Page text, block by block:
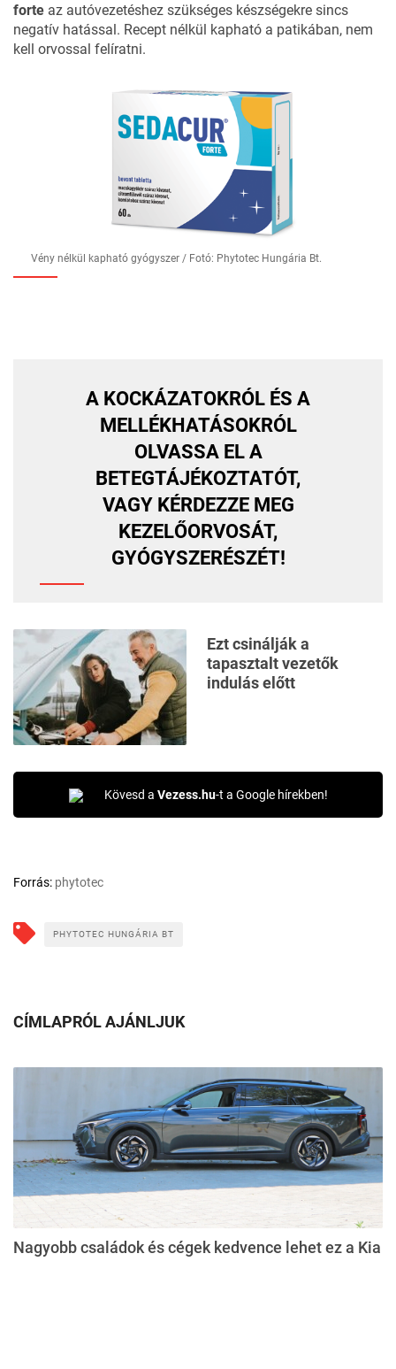
forte az autóvezetéshez szükséges készségekre sincs
negatív hatással. Recept nélkül kapható a patikában, nem
kell orvossal felíratni.
Vény nélkül kapható gyógyszer / Fotó: Phytotec Hungária Bt.
A KOCKÁZATOKRÓL ÉS A
MELLÉKHATÁSOKRÓL
OLVASSA EL A
BETEGTÁJÉKOZTATÓT,
VAGY KÉRDEZZE MEG
KEZELŐORVOSÁT,
GYÓGYSZERÉSZÉT!
Ezt csinálják a
tapasztalt vezetők
indulás előtt
Kövesd a Vezess.hu-t a Google hírekben!
Forrás: phytotec
PHYTOTEC HUNGÁRIA BT
CÍMLAPRÓL AJÁNLJUK
Nagyobb családok és cégek kedvence lehet ez a Kia